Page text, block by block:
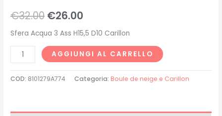
€32.00 €26.00
Sfera Acqua 3 Ass H15,5 D10 Carillon
AGGIUNGI AL CARRELLO
COD: 8101279A774 Categoria: Boule de neige e Carillon